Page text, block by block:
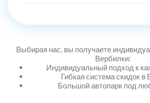
Выбирая нас, вы получаете
Вербилки:
Индивидуальный подход к
Гибкая система скидок в
Большой автопарк под
Домодедовский